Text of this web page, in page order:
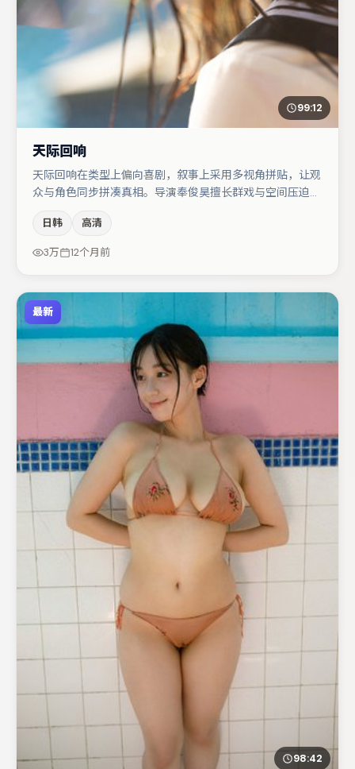
99:12
天际回响
天际回响在类型上偏向喜剧，叙事上采用多视角拼贴，让观
众与角色同步拼凑真相。导演奉俊昊擅长群戏与空间压迫
伦丝·皮尤、小松菜奈、张子枫等，角色动机前后呼应，适
合喜欢抠台词与伏笔的观众。节奏紧凑、反转有度，值得列
日韩 高清
3万 12个月前
最新
98:42